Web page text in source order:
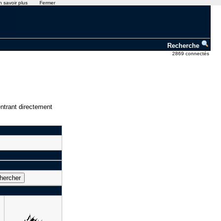
Recherche
2869 connectés
directement
savoir plus Fermer